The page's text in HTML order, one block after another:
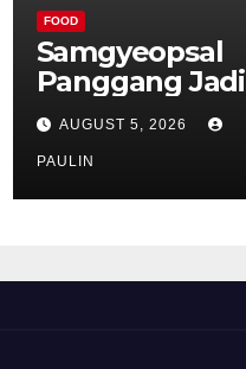
FOOD
Samgyeopsal
Panggang Jadi
Favorit Pecinta
Kuliner Korea
AUGUST 5, 2026
PAULIN